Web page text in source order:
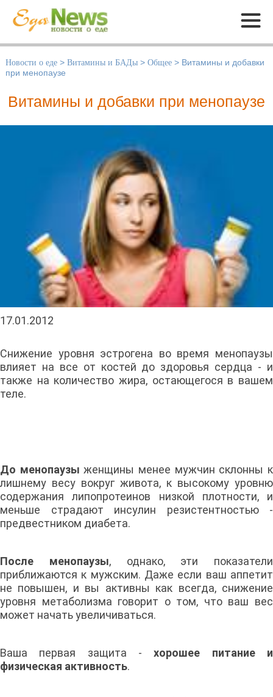
Меню
Новости о еде > Витамины и БАДы > Общее > Витамины и добавки
при менопаузе
Витамины и добавки при менопаузе
17.01.2012
Снижение уровня эстрогена во время менопаузы
влияет на все от костей до здоровья сердца - и
также на количество жира, остающегося в вашем
теле.
До менопаузы женщины менее мужчин склонны к
лишнему весу вокруг живота, к высокому уровню
содержания липопротеинов низкой плотности, и
меньше страдают инсулин резистентностью -
предвестником диабета.
После менопаузы, однако, эти показатели
приближаются к мужским. Даже если ваш аппетит
не повышен, и вы активны как всегда, снижение
уровня метаболизма говорит о том, что ваш вес
может начать увеличиваться.
Ваша первая защита -хорошее питание и
физическая активность.